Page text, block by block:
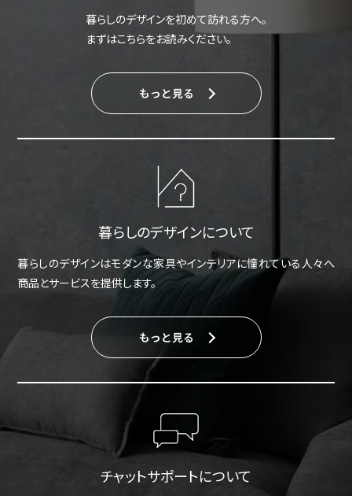
暮らしのデザインを初めて訪れる方へ。
まずはこちらをお読みください。
もっと見る
暮らしのデザインについて
暮らしのデザインはモダンな家具やインテリアに憧れている人々へ
商品とサービスを提供します。
もっと見る
チャットサポートについて